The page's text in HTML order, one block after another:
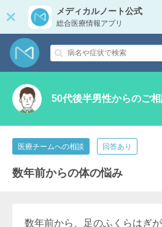
メディカルノート公式
総合医療情報アプリ
50代後半男性からのご
医療チームへの相談 回答あり
数年前からの体の悩み
数年前から、足のふくらはぎ